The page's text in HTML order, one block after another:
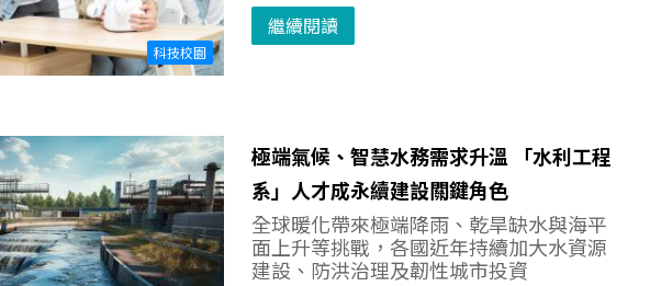
科技校園
繼續閱讀
極端氣候、智慧水務需求升溫 「水利工程
系」人才成永續建設關鍵角色
全球暖化帶來極端降雨、乾旱缺水與海平
面上升等挑戰，各國近年持續加大水資源
建設、防洪治理及韌性城市投資